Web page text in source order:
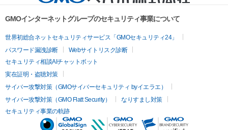
GMOインターネットグループのセキュリティ事業について
世界初総合ネットセキュリティサービス「GMOセキュリティ24」
パスワード漏洩診断
Webサイトリスク診断
セキュリティ相談AIチャットボット
実在証明・盗聴対策
サイバー攻撃対策（GMOサイバーセキュリティ byイエラエ）
サイバー攻撃対策（GMO Flatt Security）
なりすまし対策
セキュリティ事業の軌跡